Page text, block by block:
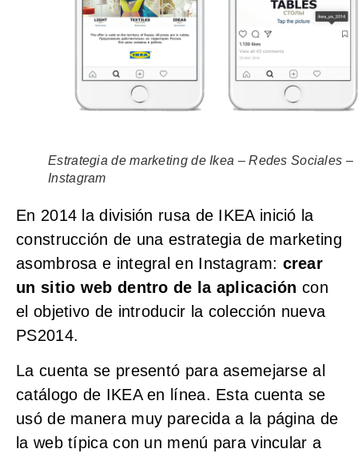
Estrategia de marketing de Ikea – Redes Sociales –
Instagram
En 2014 la división rusa de IKEA inició la
construcción de una estrategia de marketing
asombrosa e integral en Instagram: crear
un sitio web dentro de la aplicación con
el objetivo de introducir la colección nueva
PS2014.
La cuenta se presentó para asemejarse al
catálogo de IKEA en línea. Esta cuenta se
usó de manera muy parecida a la página de
la web típica con un menú para vincular a